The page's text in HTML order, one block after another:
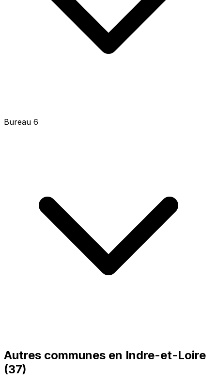
Bureau 6
Autres communes en Indre-et-Loire
(37)